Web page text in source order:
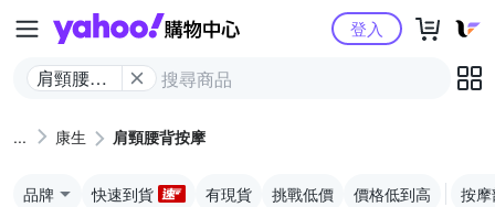
Yahoo購物中心
肩頸腰背
登入
康生 肩頸腰背按摩
品牌 快速到貨 有現貨 挑戰低價 價格低到高 按